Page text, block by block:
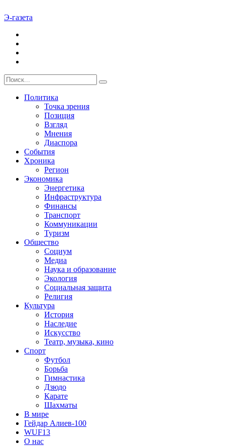
Э-газета
Политика
Точка зрения
Позиция
Взгляд
Мнения
Диаспора
События
Хроника
Регион
Экономика
Энергетика
Инфраструктура
Финансы
Транспорт
Коммуникации
Туризм
Общество
Социум
Медиа
Наука и образование
Экология
Социальная защита
Религия
Культура
История
Наследие
Искусство
Театр, музыка, кино
Спорт
Футбол
Борьба
Гимнастика
Дзюдо
Карате
Шахматы
В мире
Гейдар Алиев-100
WUF13
О нас